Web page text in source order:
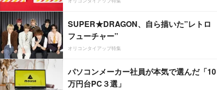
SUPER★DRAGON、自ら描いた”レトロ
フューチャー”
オリコンタイアップ特集
パソコンメーカー社員が本気で選んだ「10
万円台PC３選」